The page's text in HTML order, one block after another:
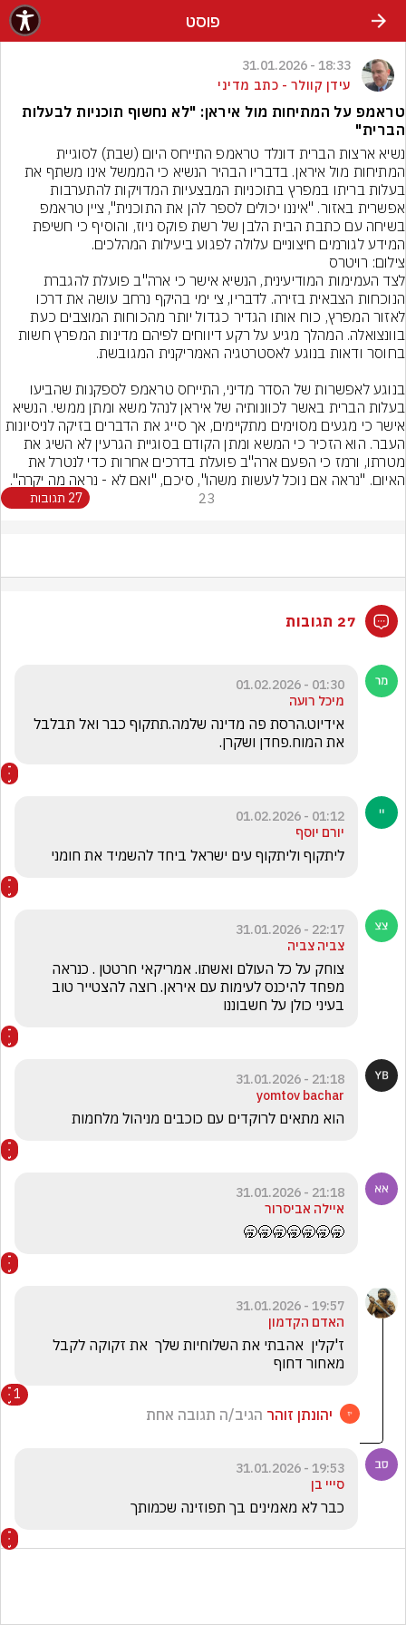
פוסט
18:33 - 31.01.2026
עידן קוולר - כתב מדיני
טראמפ על המתיחות מול איראן: "לא נחשוף תוכניות לבעלות
הברית"
נשיא ארצות הברית דונלד טראמפ התייחס היום (שבת) לסוגיית
המתיחות מול איראן. בדבריו הבהיר הנשיא כי הממשל אינו משתף את
בעלות בריתו במפרץ בתוכניות המבצעיות המדויקות להתערבות
המידע לגורמים חיצוניים עלולה לפגוע ביעילות המהלכים.
צילום: רויטרס
לאזור המפרץ, כוח אותו הגדיר כגדול יותר מהכוחות המוצבים כעת
האיום. "נראה אם נוכל לעשות משהו", סיכם, "ואם לא - נראה מה יקרה".
23 27 תגובות
27 תגובות
01:30 - 01.02.2026
מיכל רועה
את המוח.פחדן ושקרן.
01:12 - 01.02.2026
יורם יוסף
ליתקוף וליתקוף עים ישראל ביחד להשמיד את חומני
22:17 - 31.01.2026
צביה צביה
בעיני כולן על חשבוננו
21:18 - 31.01.2026
yomtov bachar
הוא מתאים לרוקדים עם כוכבים מניהול מלחמות
21:18 - 31.01.2026
איילה אביסרור
🥱🥱🥱🥱🥱🥱🥱
19:57 - 31.01.2026
האדם הקדמון
מאחור דחוף
1
יהונתן זוהר הגיב/ה תגובה אחת
19:53 - 31.01.2026
סייי בן
כבר לא מאמינים בך תפוזינה שכמותך